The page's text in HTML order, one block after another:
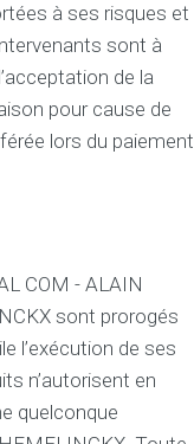
à ses risques et
sont à
de la
pour cause de
lors du paiement
COM - ALAIN
sont prorogés
l’exécution de ses
n’autorisent en
quelconque